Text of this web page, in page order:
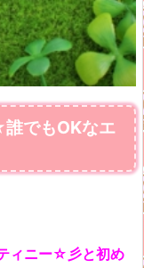
誰でもOKなエ
ィニー☆彡と初め